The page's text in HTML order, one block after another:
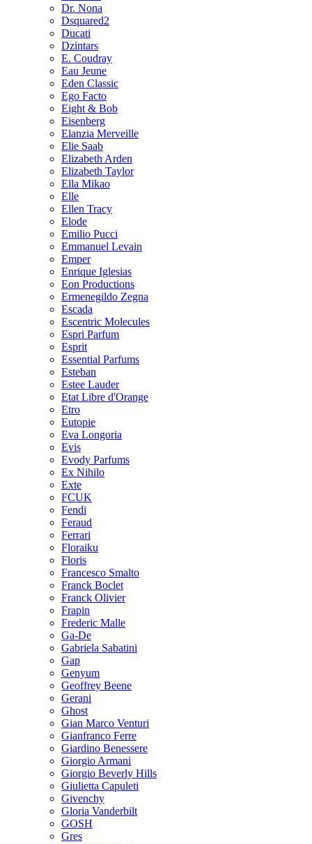
Dr. Nona
Dsquared2
Ducati
Dzintars
E. Coudray
Eau Jeune
Eden Classic
Ego Facto
Eight & Bob
Eisenberg
Elanzia Merveille
Elie Saab
Elizabeth Arden
Elizabeth Taylor
Ella Mikao
Elle
Ellen Tracy
Elode
Emilio Pucci
Emmanuel Levain
Emper
Enrique Iglesias
Eon Productions
Ermenegildo Zegna
Escada
Escentric Molecules
Espri Parfum
Esprit
Essential Parfums
Esteban
Estee Lauder
Etat Libre d'Orange
Etro
Eutopie
Eva Longoria
Evis
Evody Parfums
Ex Nihilo
Exte
FCUK
Fendi
Feraud
Ferrari
Floraiku
Floris
Francesco Smalto
Franck Boclet
Franck Olivier
Frapin
Frederic Malle
Ga-De
Gabriela Sabatini
Gap
Genyum
Geoffrey Beene
Gerani
Ghost
Gian Marco Venturi
Gianfranco Ferre
Giardino Benessere
Giorgio Armani
Giorgio Beverly Hills
Giulietta Capuleti
Givenchy
Gloria Vanderbilt
GOSH
Gres